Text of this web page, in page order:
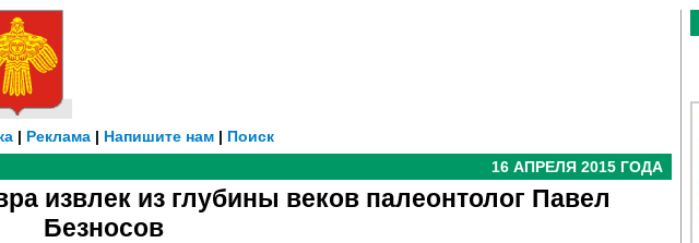
| Реклама| Напишите нам| Поиск
16 АПРЕЛЯ 2015 ГОДА
извлек из глубины веков палеонтолог Павел
Безносов